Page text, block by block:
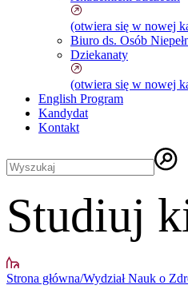
(otwiera się w nowej
Biuro ds. Osób
Dziekanaty
(otwiera się w nowej
English Program
Kandydat
Kontakt
Studiuj
Strona główna/Wydział Nauk o